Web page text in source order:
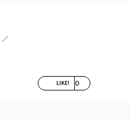
LIKE! 0
ルです"